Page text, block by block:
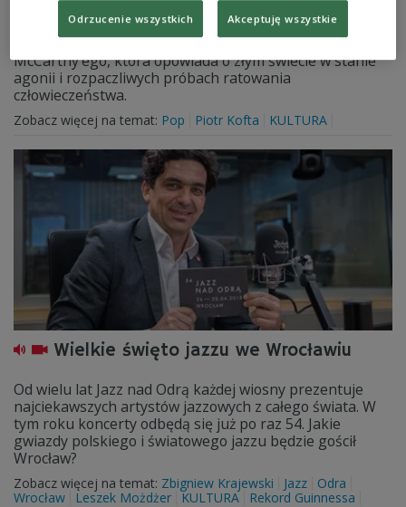
Pretekstem do dyskusji na antenie Dwójki było
wznowienie słynnej powieści "Droga" Cormaca
McCarthy’ego, która opowiada o złym świecie w stanie
agonii i rozpaczliwych próbach ratowania
człowieczeństwa.
Zobacz więcej na temat: Pop Piotr Kofta KULTURA
Wielkie święto jazzu we Wrocławiu
Od wielu lat Jazz nad Odrą każdej wiosny prezentuje
najciekawszych artystów jazzowych z całego świata. W
tym roku koncerty odbędą się już po raz 54. Jakie
gwiazdy polskiego i światowego jazzu będzie gościł
Wrocław?
Zobacz więcej na temat: Zbigniew Krajewski Jazz
Odra
Wrocław
Leszek Możdżer KULTURA Rekord Guinnessa
Odrzucenie wszystkich Akceptuję wszystkie